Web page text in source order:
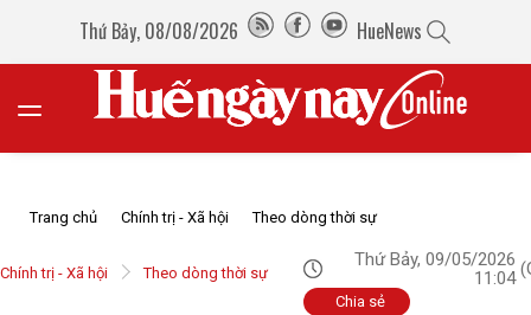
Thứ Bảy, 08/08/2026 HueNews
Trang chủ Chính trị - Xã hội Theo dòng thời sự
Chính trị - Xã hội Theo dòng thời sự
Thứ Bảy, 09/05/2026
11:04
Chia sẻ